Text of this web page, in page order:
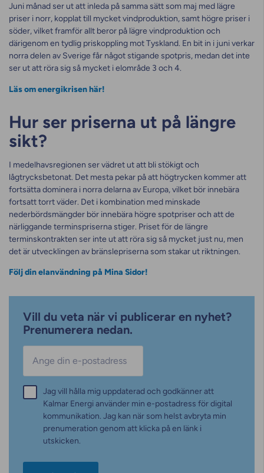
Juni månad ser ut att inleda på samma sätt som maj med lägre
priser i norr, kopplat till mycket vindproduktion, samt högre priser i
söder, vilket framför allt beror på lägre vindproduktion och
därigenom en tydlig priskoppling mot Tyskland. En bit in i juni verkar
norra delen av Sverige får något stigande spotpris, medan det inte
ser ut att röra sig så mycket i elområde 3 och 4.
Läs om energikrisen här!
Hur ser priserna ut på längre
sikt?
I medelhavsregionen ser vädret ut att bli stökigt och
lågtrycksbetonat. Det mesta pekar på att högtrycken kommer att
fortsätta dominera i norra delarna av Europa, vilket bör innebära
fortsatt torrt väder. Det i kombination med minskade
nederbördsmängder bör innebära högre spotpriser och att de
närliggande terminspriserna stiger. Priset för de längre
terminskontrakten ser inte ut att röra sig så mycket just nu, men
det är utvecklingen av bränslepriserna som stakar ut riktningen.
Följ din elanvändning på Mina Sidor!
Vill du veta när vi publicerar en nyhet?
Prenumerera nedan.
Samtycke*
Jag vill hålla mig uppdaterad och godkänner att
Kalmar Energi använder min e-postadress för digital
kommunikation. Jag kan när som helst avbryta min
prenumeration genom att klicka på en länk i
utskicken.